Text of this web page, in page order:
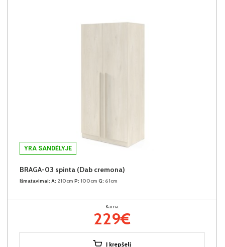
YRA SANDĖLYJE
BRAGA-03 spinta (Dab cremona)
Išmatavimai: A: 210cm P: 100cm G: 61cm
Kaina:
229€
Į krepšelį